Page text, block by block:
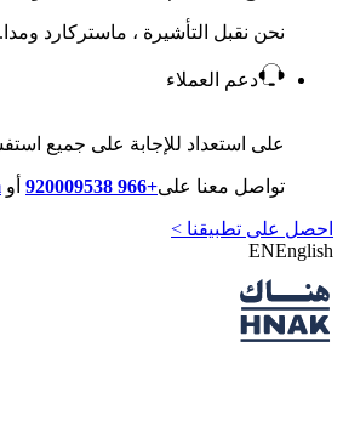
نحن نقبل التأشيرة ، ماستركارد ومدا.
دعم العملاء
على استعداد للإجابة على جميع
تواصل معنا على+966 920009538 أو
احصل على تطبيقنا >
ENEnglish